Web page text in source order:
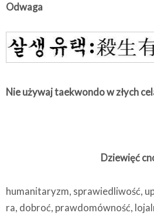
Odwaga
Nie używaj taekwondo w złych
Dziewięć cnót
humanitaryzm, sprawiedliwość,
ra, dobroć, prawdomówność,